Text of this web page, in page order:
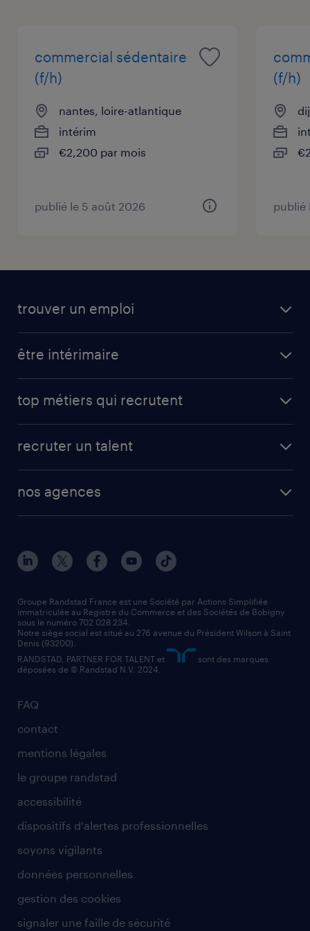
commercial sédentaire
(f/h)
nantes, loire-atlantique
intérim
€2,200 par mois
publié le 5 août 2026
(f/h)
publié
trouver un emploi
être intérimaire
top métiers qui recrutent
recruter un talent
nos agences
FAQ
contact
mentions légales
le groupe randstad
accessibilité
dispositifs d'alertes professionnelles
soyons vigilants
données personnelles
gestion des cookies
signaler une faille de sécurité
Groupe Randstad France est une Société par Actions Simplifiée
immatriculée au Registre du Commerce et des Sociétés de Bobigny
sous le numéro 702 028 234.
Notre siège social est situé au 276 avenue du Président Wilson à Saint
Denis (93200).
RANDSTAD, PARTNER FOR TALENT et
sont des marques
déposées de © Randstad N.V. 2024.